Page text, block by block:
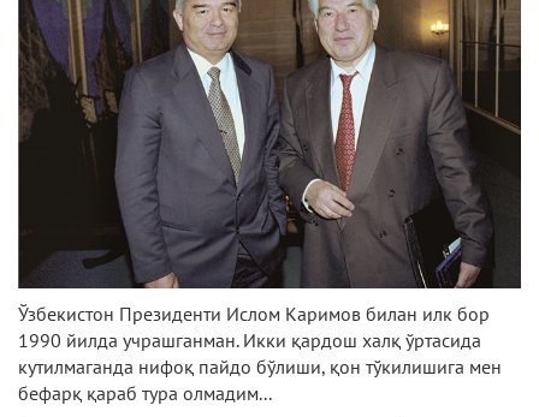
Ўзбекистон Президенти Ислом Каримов билан илк бор
1990 йилда учрашганман. Икки қардош халқ ўртасида
кутилмаганда нифоқ пайдо бўлиши, қон тўкилишига мен
бефарқ қараб тура олмадим...